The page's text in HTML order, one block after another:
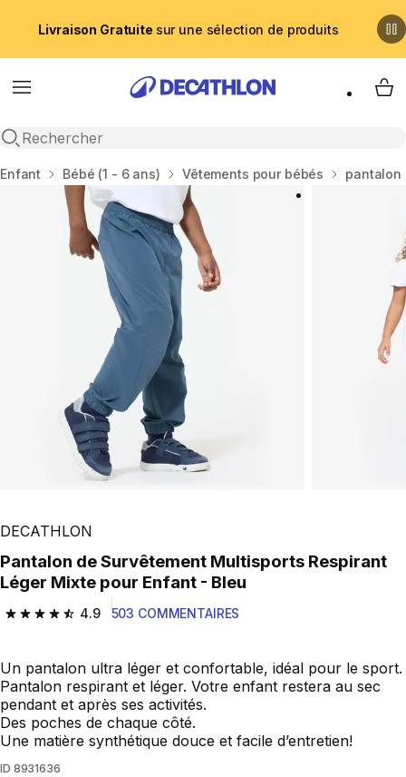
Livraison Gratuite sur une sélection de produits
Menu
Recherche ouverte
My
Accueil
Enfant Bébé (1 - 6 ans) Vêtements pour bébés pantalon
DECATHLON
Pantalon de Survêtement Multisports Respirant
Léger Mixte pour Enfant - Bleu
4.9
4.9 out of 5 stars from 503 reviews
503 COMMENTAIRES
Un pantalon ultra léger et confortable, idéal pour le sport.
Pantalon respirant et léger. Votre enfant restera au sec
pendant et après ses activités.
Des poches de chaque côté.
Une matière synthétique douce et facile d’entretien!
ID 8931636